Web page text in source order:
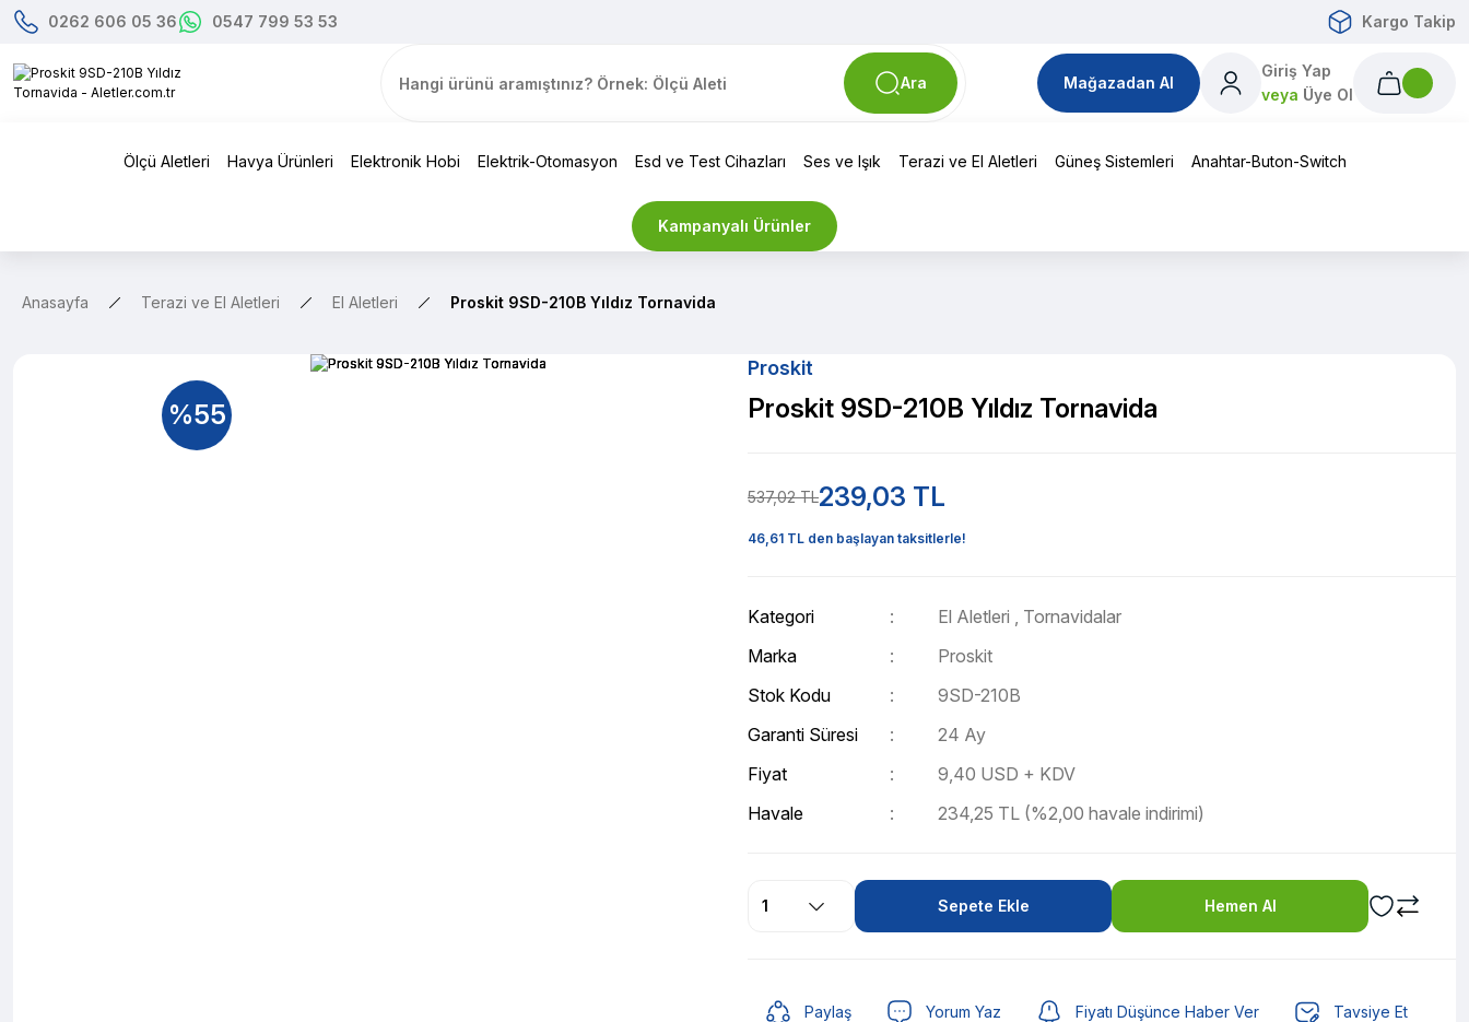
0262 606 05 36 0547 799 53 53 Kargo Takip
Ara Mağazadan Al
Giriş Yap
veya Üye Ol
Ölçü Aletleri Havya Ürünleri Elektronik Hobi Elektrik-Otomasyon Esd ve Test Cihazları Ses ve Işık Terazi ve El Aletleri Güneş Sistemleri Anahtar-Buton-Switch
Kampanyalı Ürünler
Anasayfa Terazi ve El Aletleri El Aletleri Proskit 9SD-210B Yıldız Tornavida
%55
Proskit
Proskit 9SD-210B Yıldız Tornavida
537,02 TL239,03 TL
46,61 TL den başlayan taksitlerle!
Kategori El Aletleri , Tornavidalar
Marka
Proskit
Stok Kodu
9SD-210B
Garanti Süresi
24 Ay
Fiyat
9,40 USD + KDV
Havale
234,25 TL (%2,00 havale indirimi)
Sepete Ekle Hemen Al
Paylaş Yorum Yaz Fiyatı Düşünce Haber Ver Tavsiye Et